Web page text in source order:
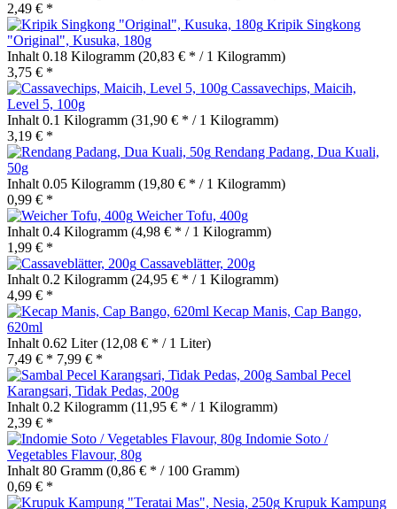
2,49 € *
Kripik Singkong
"Original", Kusuka, 180g
Inhalt 0.18 Kilogramm (20,83 € * / 1 Kilogramm)
3,75 € *
Cassavechips, Maicih,
Level 5, 100g
Inhalt 0.1 Kilogramm (31,90 € * / 1 Kilogramm)
3,19 € *
Rendang Padang, Dua Kuali,
50g
Inhalt 0.05 Kilogramm (19,80 € * / 1 Kilogramm)
0,99 € *
Weicher Tofu, 400g
Inhalt 0.4 Kilogramm (4,98 € * / 1 Kilogramm)
1,99 € *
Cassaveblätter, 200g
Inhalt 0.2 Kilogramm (24,95 € * / 1 Kilogramm)
4,99 € *
Kecap Manis, Cap Bango,
620ml
Inhalt 0.62 Liter(12,08 € * / 1 Liter)
7,49 € * 7,99 € *
Sambal Pecel
Karangsari, Tidak Pedas, 200g
Inhalt 0.2 Kilogramm (11,95 € * / 1 Kilogramm)
2,39 € *
Indomie Soto /
Vegetables Flavour, 80g
Inhalt 80 Gramm (0,86 € * / 100 Gramm)
0,69 € *
Krupuk Kampung